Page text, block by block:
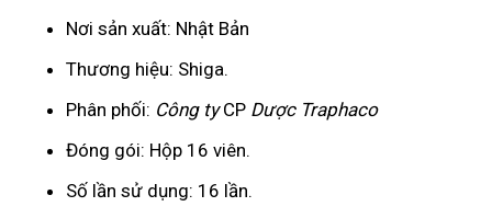
Nơi sản xuất: Nhật Bản
Thương hiệu: Shiga.
Phân phối: Công tyCP Dược Traphaco
Đóng gói: Hộp 16 viên.
Số lần sử dụng: 16 lần.